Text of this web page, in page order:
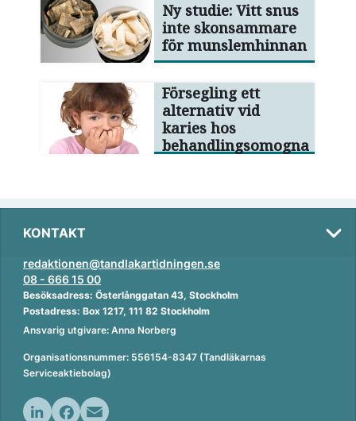
Ny studie: Vitt snus
inte skonsammare
för munslemhinnan
Försegling ett
alternativ vid
karies hos
behandlingsomogna
KONTAKT
redaktionen@tandlakartidningen.se
08 - 666 15 00
Besöksadress: Österlånggatan 43, Stockholm
Postadress: Box 1217, 111 82 Stockholm
Ansvarig utgivare: Anna Norberg
Organisationsnummer: 556154-8347 (Tandläkarnas
Serviceaktiebolag)